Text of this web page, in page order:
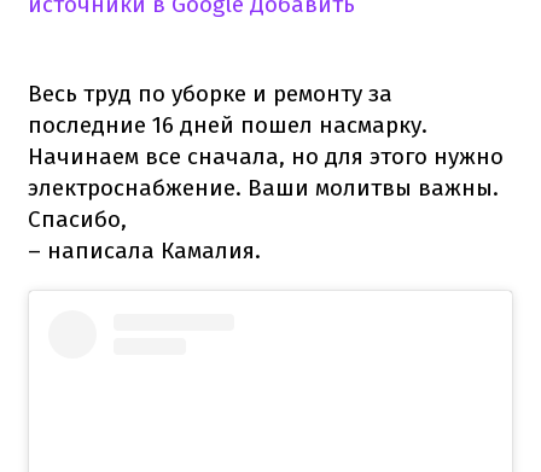
Весь труд по уборке и ремонту за
последние 16 дней пошел насмарку.
Начинаем все сначала, но для этого нужно
электроснабжение. Ваши молитвы важны.
Спасибо,
– написала Камалия.